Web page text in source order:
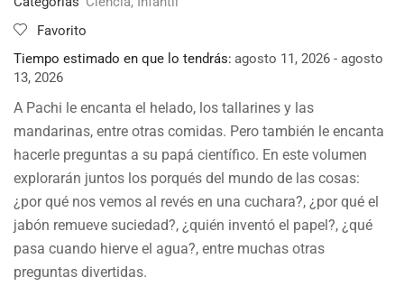
Favorito
Tiempo estimado en que lo tendrás: agosto 11, 2026 - agosto
13, 2026
A Pachi le encanta el helado, los tallarines y las
mandarinas, entre otras comidas. Pero también le encanta
hacerle preguntas a su papá científico. En este volumen
explorarán juntos los porqués del mundo de las cosas:
¿por qué nos vemos al revés en una cuchara?, ¿por qué el
jabón remueve suciedad?, ¿quién inventó el papel?, ¿qué
pasa cuando hierve el agua?, entre muchas otras
preguntas divertidas.